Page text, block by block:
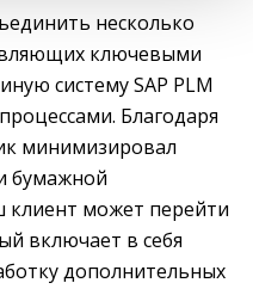
несколько
ключевыми
систему SAP PLM
Благодаря
минимизировал
бумажной
клиент может перейти
включает в себя
дополнительных